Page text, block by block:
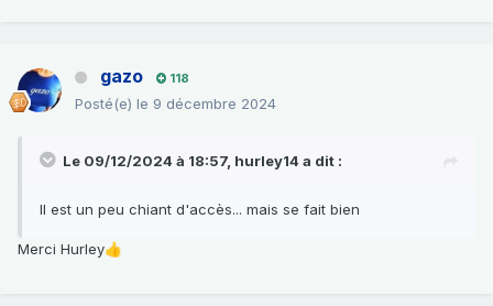
gazo 118
Posté(e) le 9 décembre 2024
Le 09/12/2024 à 18:57, hurley14 a dit :
Il est un peu chiant d'accès... mais se fait bien
Merci Hurley👍